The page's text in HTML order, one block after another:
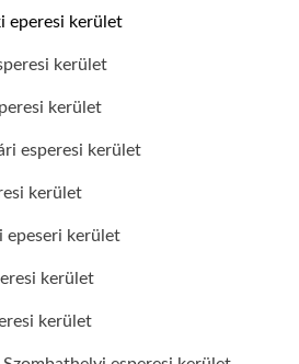
eperesi kerület
kerület
kerület
esperesi kerület
kerület
epeseri kerület
kerület
kerület